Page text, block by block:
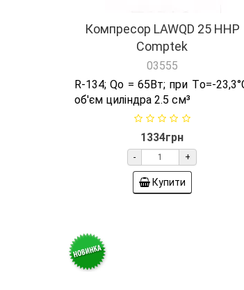
R-134; Qо = 65Вт; при Tо=-23,3°C;
об'єм циліндра 2.5 см³
- +
Купити